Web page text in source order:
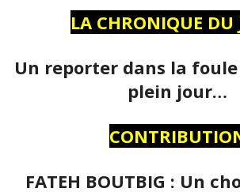
LA CHRONIQUE DU
Un reporter dans la
plein jour…
FATEH BOUTBIG : Un